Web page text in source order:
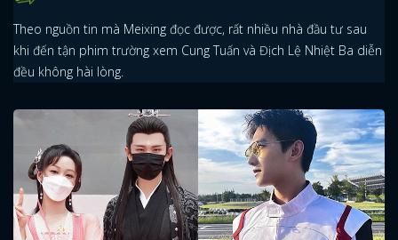
Theo nguồn tin mà Meixing đọc được, rất nhiều nhà đầu tư sau
khi đến tận phim trường xem Cung Tuấn và Địch Lệ Nhiệt Ba diễn
đều không hài lòng.